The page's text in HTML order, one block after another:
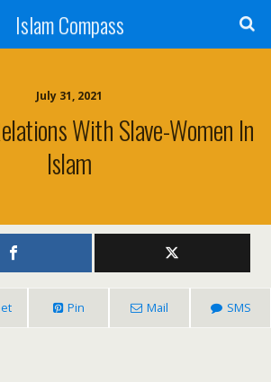
Islam Compass
July 31, 2021
With Slave-Women In
Islam
Pin Mail SMS